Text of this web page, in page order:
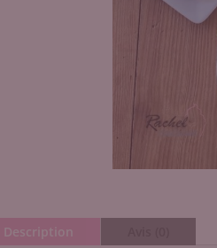
Description